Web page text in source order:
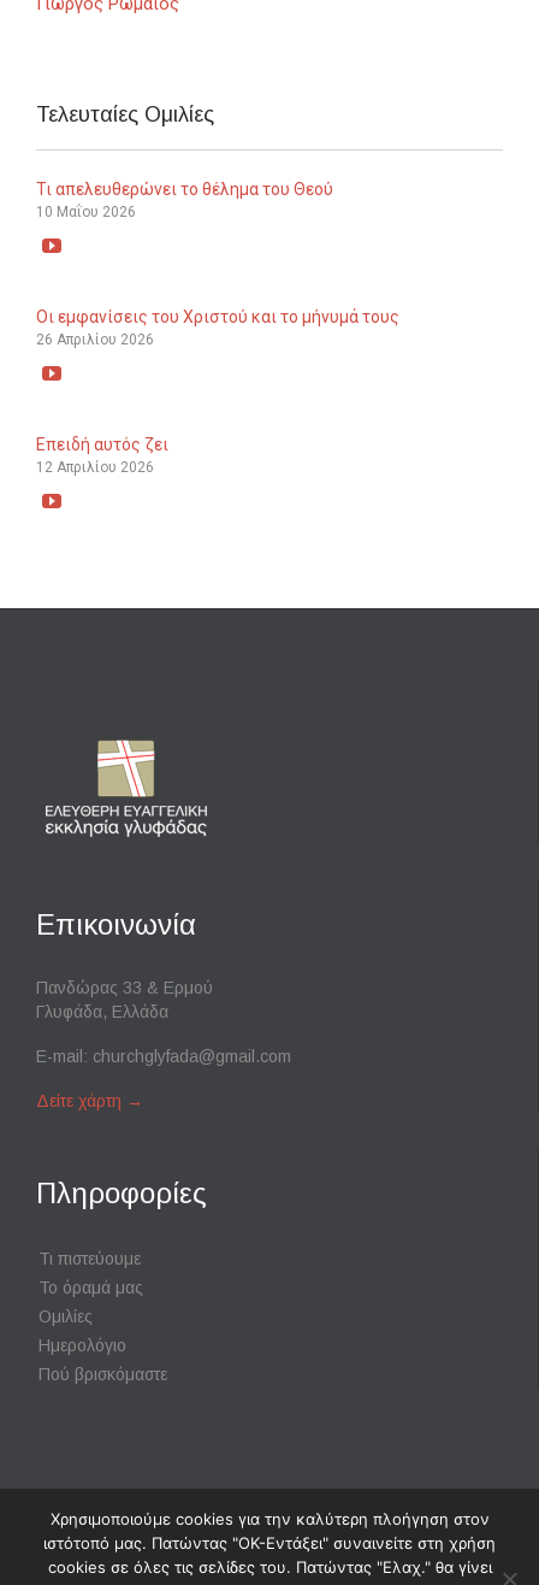
Τελευταίες Ομιλίες
Τι απελευθερώνει το θέλημα του Θεού
10 Μαΐου 2026

Οι εμφανίσεις του Χριστού και το μήνυμά τους
26 Απριλίου 2026

Επειδή αυτός ζει
12 Απριλίου 2026

Επικοινωνία
Πανδώρας 33 & Ερμού
Γλυφάδα, Ελλάδα
E-mail: churchglyfada@gmail.com
Δείτε χάρτη →
Πληροφορίες
Τι πιστεύουμε
Το όραμά μας
Ομιλίες
Ημερολόγιο
Πού βρισκόμαστε
Powered byDigisol Ltd.|Χρήση Cookies
Χρησιμοποιούμε cookies για την καλύτερη πλοήγηση στον
ιστότοπό μας. Πατώντας "ΟΚ-Εντάξει" συναινείτε στη χρήση
cookies σε όλες τις σελίδες του. Πατώντας "Ελαχ." θα γίνει